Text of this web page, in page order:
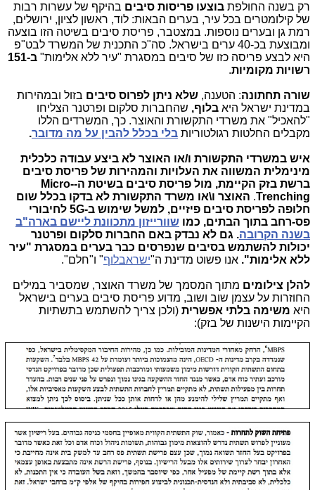
רק בשנה החולפת בוצעו פריסות סיבים בהיקף של עשרות רבות
של קילומטרים בכל עיר, בערים הבאות: לוד, ראשון לציון, ירושלים,
רמת גן ובערים נוספות. במצטבר, פריסת סיבים בשיטה הזו בוצעה
ומבוצעת בכ-40 ערים בישראל. סה"כ התכנית של המשרד לבט"פ
היא לבצע פריסה כזו של סיבים במסגרת "עיר ללא אלימות"
ב-151
רשויות מקומיות.
שורה תחתונה: הטענה, שלא ניתן לפרוס סיבים בזול ובמהירות
במדינת ישראל היא בלוף, שהחברות סלקום ופרטנר הצליחו
"להאכיל" את משרדי התקשורת והאוצר. כך, המשרדים הללו
מקבלים החלטות רגולטוריות בלי בכלל להבין על מה מדובר.
איש במשרדי התקשורת ו/או האוצר לא ביצע עבודה כלכלית
מינימלית המשווה את העלויות והמהירות של פריסת סיבים
ברשת בזק הקיימת, מול פריסת סיבים בשיטת ה-Micro-
Trenching
. האוצר ו\או משרד התקשורת לא בדקו בכלל שום
חלופה לפריסת סיבים פיזיים, למשל שימוש ב-5G לחיבורי
פס-רחב בתוך הבתים, כמו שוורייזון מתכוונת ליישם בארה"ב
בשנה הקרובה. גם לא נבדק באם החברות סלקום ופרטנר
יכולות להשתמש בסיבים שנפרסים כבר בערים במסגרת "עיר
ללא אלימות". אנו פשוט מדינת ה"ישראבלוף" ו"חלם".
להלן צילומים מתוך המסמך של משרד האוצר, שמסביר במילים
החוזרות על עצמן שוב ושוב, מדוע פריסת סיבים בערים בישראל
היא משימה בלתי אפשרית (ולכן צריך להשתמש בתשתיות
הקיימות הישנות של בזק):